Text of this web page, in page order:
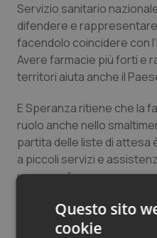
Tiroide
Tumore al seno
Tumore ovarico
Tumori del
Tumori
Vaccini
Servizio sanitario
difendere e
facendolo coincidere con
Avere farmacie più forti e
territori aiuta anche il
E Speranza ritiene che la
ruolo anche nello
partita delle liste di
a piccoli servizi e
una mano”.
Sulle prospettive future
integrate nel Ssn ha
Questo sito
cookie